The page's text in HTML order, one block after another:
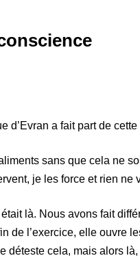
d’Evran a fait part de cette
sans que cela ne
je les force et rien ne
là. Nous avons fait
de l’exercice, elle ouvre
déteste cela, mais alors